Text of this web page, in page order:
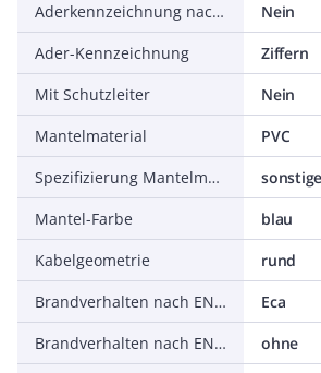
Aderkennzeichnung nach HD 308 S2
Nein
Ader-Kennzeichnung
Ziffern
Mit Schutzleiter
Nein
Mantelmaterial
PVC
Spezifizierung Mantelmaterial
sonstige
Mantel-Farbe
blau
Kabelgeometrie
rund
Brandverhalten nach EN 13501-6: Klasse
Eca
Brandverhalten nach EN 13501-6: Rauchentwicklung
ohne